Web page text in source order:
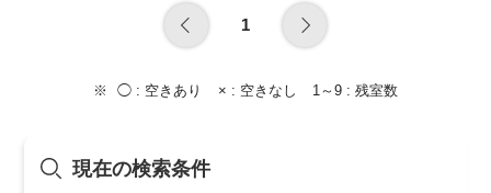
1
◯ : 空きあり × : 空きなし 1～9 : 残室数
現在の検索条件